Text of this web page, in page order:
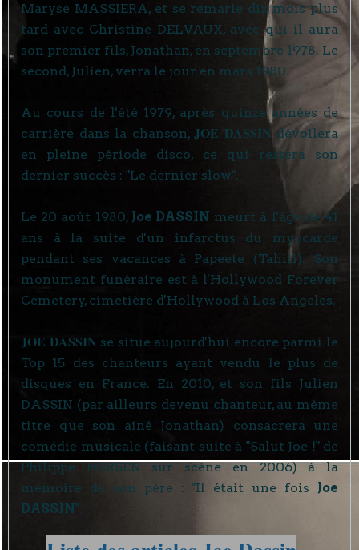
Maryse MASSIERA, et se remarie dix mois plus
tard avec Christine DELVAUX, avec qui il aura
son premier fils, Jonathan, en septembre 1978. Le
second, Julien, verra le jour en mars 1980.
Au cours de l'été 1979, après quinze années de
carrière dans la chanson, JOE DASSIN dévoilera
en pleine période disco, ce qui restera son
dernier succès : "Le dernier slow".
Le 20 août 1980, Joe DASSIN meurt à l'âge de 41
ans à la suite d'un infarctus du myocarde
pendant ses vacances à Papeete (Tahiti). Son
monument funéraire est à l'Hollywood Forever
Cemetery, cimetière d'Hollywood à Los Angeles.
JOE DASSIN se situe aujourd'hui encore parmi le
Top 15 des chanteurs ayant vendu le plus de
disques en France. En 2010, et son fils Julien
DASSIN (par ailleurs devenu chanteur, au même
titre que son aîné Jonathan) consacrera une
comédie musicale (faisant suite à "Salut Joe !" de
Philippe HERSEN sur scène en 2006) à la
mémoire de son père : "Il était une fois Joe
DASSIN".